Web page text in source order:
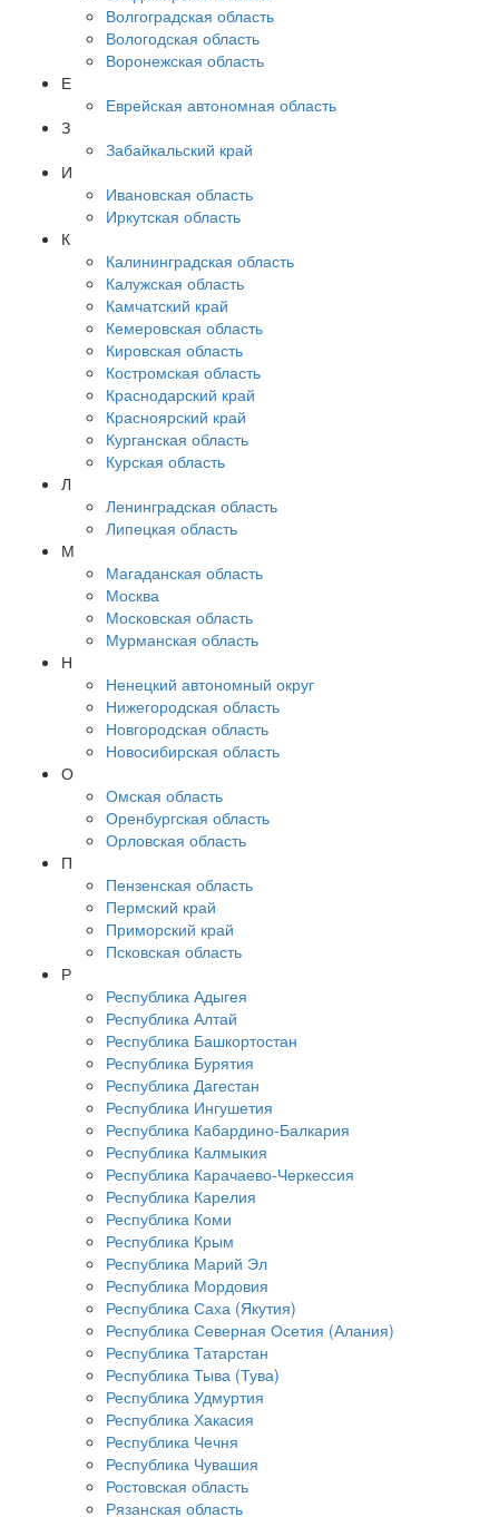
Волгоградская область
Вологодская область
Воронежская область
Е
Еврейская автономная область
З
Забайкальский край
И
Ивановская область
Иркутская область
К
Калининградская область
Калужская область
Камчатский край
Кемеровская область
Кировская область
Костромская область
Краснодарский край
Красноярский край
Курганская область
Курская область
Л
Ленинградская область
Липецкая область
М
Магаданская область
Москва
Московская область
Мурманская область
Н
Ненецкий автономный округ
Нижегородская область
Новгородская область
Новосибирская область
О
Омская область
Оренбургская область
Орловская область
П
Пензенская область
Пермский край
Приморский край
Псковская область
Р
Республика Адыгея
Республика Алтай
Республика Башкортостан
Республика Бурятия
Республика Дагестан
Республика Ингушетия
Республика Кабардино-Балкария
Республика Калмыкия
Республика Карачаево-Черкессия
Республика Карелия
Республика Коми
Республика Крым
Республика Марий Эл
Республика Мордовия
Республика Саха (Якутия)
Республика Северная Осетия (Алания)
Республика Татарстан
Республика Тыва (Тува)
Республика Удмуртия
Республика Хакасия
Республика Чечня
Республика Чувашия
Ростовская область
Рязанская область